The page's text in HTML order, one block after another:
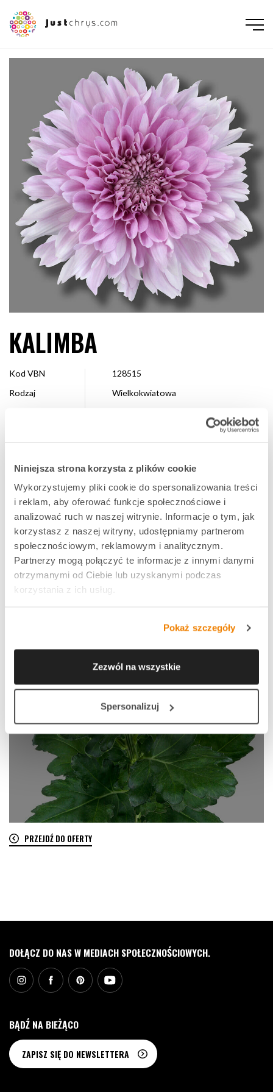
Niniejsza strona korzysta z plików cookie
Wykorzystujemy pliki cookie do spersonalizowania treści
i reklam, aby oferować funkcje społecznościowe i
analizować ruch w naszej witrynie. Informacje o tym, jak
korzystasz z naszej witryny, udostępniamy partnerom
społecznościowym, reklamowym i analitycznym.
Partnerzy mogą połączyć te informacje z innymi danymi
otrzymanymi od Ciebie lub uzyskanymi podczas
korzystania z ich usług.
Pokaż szczegóły
Zezwól na wszystkie
Spersonalizuj
ENGLISH NEDERLANDS DEUTSCH РУССКИЙ POLSKI
KALIMBA
Kod VBN
128515
Rodzaj
Wielkokwiatowa
Hodowca
Dekker Chrysanten
Dostępne
Cały sezon
ULUBIONA
PRZEJDŹ DO OFERTY
DOŁĄCZ DO NAS W MEDIACH SPOŁECZNOŚCIOWYCH.
BĄDŹ NA BIEŻĄCO
ZAPISZ SIĘ DO NEWSLETTERA